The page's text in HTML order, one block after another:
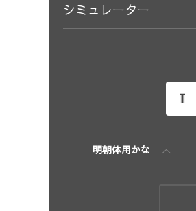
シミュレーター
明朝体用かな